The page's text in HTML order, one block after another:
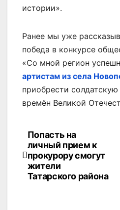
истории».
Ранее мы уже
победа в конкурсе
«Со мной регион
артистам из села
приобрести
времён Великой
Навигация
по
записям
Попасть на
личный прием к
прокурору смогут
жители
Татарского района